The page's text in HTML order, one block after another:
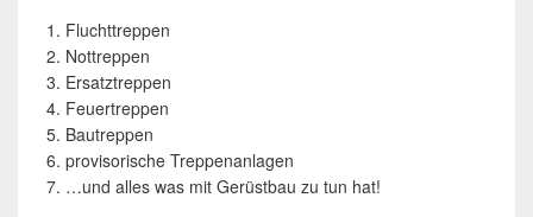
Fluchttreppen
Nottreppen
Ersatztreppen
Feuertreppen
Bautreppen
provisorische Treppenanlagen
…und alles was mit Gerüstbau zu tun hat!